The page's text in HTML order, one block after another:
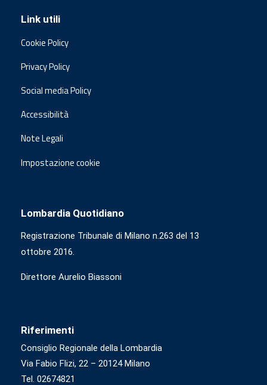
Link utili
Cookie Policy
Privacy Policy
Social media Policy
Accessibilità
Note Legali
Impostazione cookie
Lombardia Quotidiano
Registrazione Tribunale di Milano n.263 del 13
ottobre 2016.
Direttore Aurelio Biassoni
Riferimenti
Consiglio Regionale della Lombardia
Via Fabio Flizi, 22 – 20124 Milano
Tel. 02674821